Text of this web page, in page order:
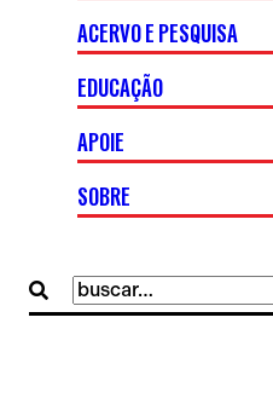
Buscar
por:
ACERVO E PESQUISA
EDUCAÇÃO
APOIE
SOBRE